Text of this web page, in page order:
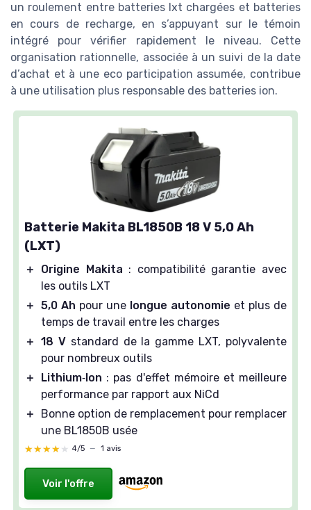
un roulement entre batteries lxt chargées et batteries
en cours de recharge, en s’appuyant sur le témoin
intégré pour vérifier rapidement le niveau. Cette
organisation rationnelle, associée à un suivi de la date
d’achat et à une eco participation assumée, contribue
à une utilisation plus responsable des batteries ion.
Batterie Makita BL1850B 18 V 5,0 Ah
(LXT)
＋ Origine Makita : compatibilité garantie avec
les outils LXT
＋ 5,0 Ah pour une longue autonomie et plus de
temps de travail entre les charges
＋ 18 Vstandard de la gamme LXT, polyvalente
pour nombreux outils
＋
Lithium‑Ion : pas d'effet mémoire et meilleure
performance par rapport aux NiCd
＋
Bonne option de remplacement pour remplacer
une BL1850B usée
★★★★★
★★★★★ 4/5 — 1 avis
Voir l'offre